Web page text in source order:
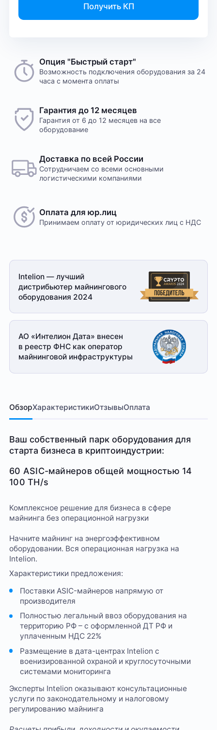
Получить КП
Опция "Быстрый старт"
Возможность подключения оборудования за 24
часа с момента оплаты
Гарантия до 12 месяцев
Гарантия от 6 до 12 месяцев на все
оборудование
Доставка по всей России
Сотрудничаем со всеми основными
логистическими компаниями
Оплата для юр.лиц
Принимаем оплату от юридических лиц с НДС
Intelion — лучший
дистрибьютер майнингового
оборудования 2024
АО «Интелион Дата» внесен
в реестр ФНС как оператор
майнинговой инфраструктуры
ОбзорХарактеристикиОтзывыОплата
Ваш собственный парк оборудования для
старта бизнеса в криптоиндустрии:
60 ASIC-майнеров общей мощностью 14
100 TH/s
Комплексное решение для бизнеса в сфере
майнинга без операционной нагрузки
Начните майнинг на энергоэффективном
оборудовании. Вся операционная нагрузка на
Intelion.
Характеристики предложения:
Поставки ASIC-майнеров напрямую от
производителя
Полностью легальный ввоз оборудования на
территорию РФ – с оформленной ДТ РФ и
уплаченным НДС 22%
Размещение в дата-центрах Intelion с
военизированной охраной и круглосуточными
системами мониторинга
Эксперты Intelion оказывают консультационные
услуги по законодательному и налоговому
регулированию майнинга